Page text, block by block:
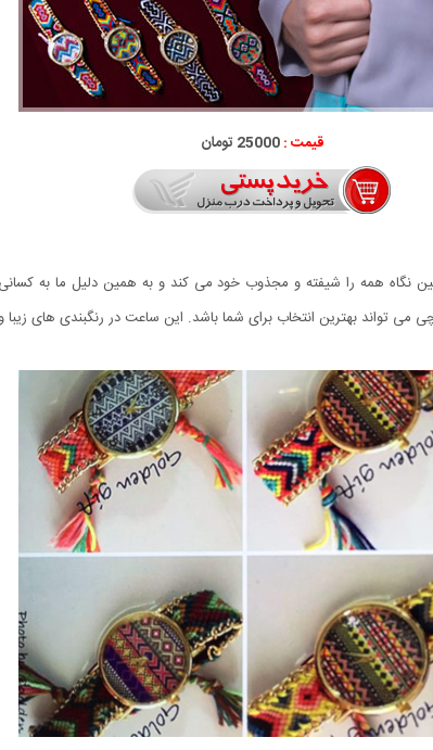
قیمت :25000 تومان
نگاه همه را شیفته و مجذوب خود می کند و به همین دلیل ما به
می تواند بهترین انتخاب برای شما باشد. این ساعت در رنگبندی های